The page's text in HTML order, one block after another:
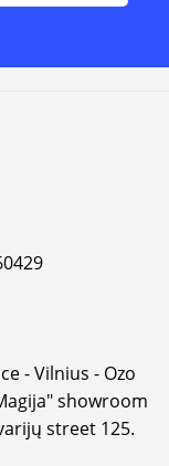
- Vilnius - Ozo
showroom
street 125.